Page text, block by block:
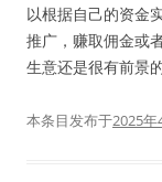
以根据自己的资金
推广，赚取佣金或
生意还是很有前景
本条目发布于2025年